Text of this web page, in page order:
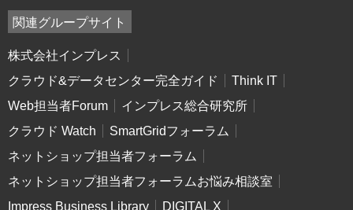
関連グループサイト
株式会社インプレス
クラウド&データセンター完全ガイド
Think IT
Web担当者Forum
インプレス総合研究所
クラウド Watch
SmartGridフォーラム
ネットショップ担当者フォーラム
ネットショップ担当者フォーラムお悩み相談室
Impress Business Library
DIGITAL X